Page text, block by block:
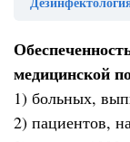
медицинской
1) больных,
2) пациентов,